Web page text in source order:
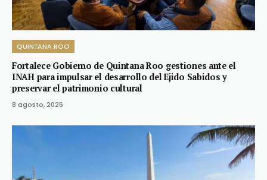
QUINTANA ROO
Fortalece Gobierno de Quintana Roo gestiones ante el
INAH para impulsar el desarrollo del Ejido Sabidos y
preservar el patrimonio cultural
8 agosto, 2026